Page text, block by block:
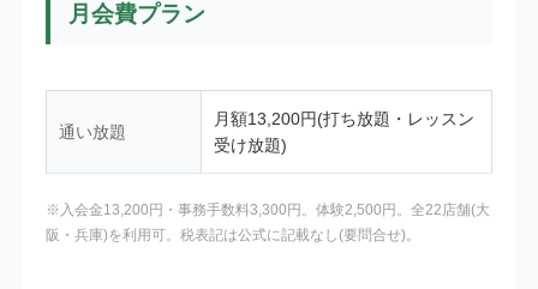
月会費プラン
通い放題
月額13,200円(打ち放題・レッスン
受け放題)
※入会金13,200円・事務手数料3,300円。体験2,500円。全22店舗(大
阪・兵庫)を利用可。税表記は公式に記載なし(要問合せ)。